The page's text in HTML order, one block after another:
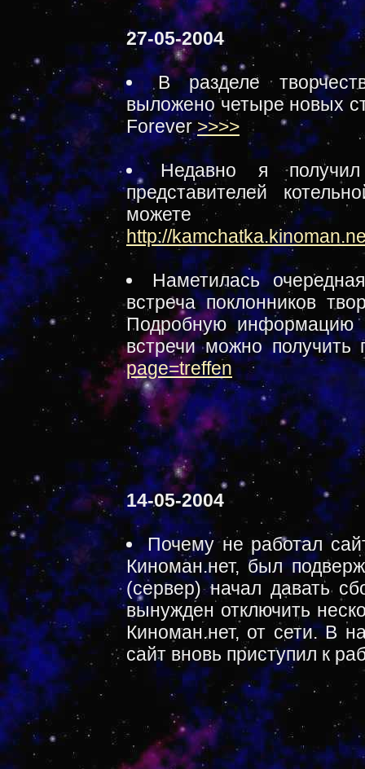
27-05-2004
В разделе
выложено четыре новых
Forever>>>>
Недавно я
представителей
можете
http://
Наметилась
встреча поклонников
Подробную информацию
встречи можно
page=treffen
14-05-2004
Почему не работал
Киноман.нет, был
(сервер) начал давать
вынужден отключить
Киноман.нет, от сети. В
сайт вновь приступил к